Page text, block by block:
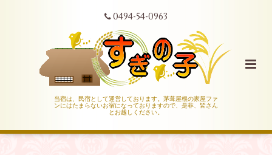
0494-54-0963
当宿は、民宿として運営しております。茅葺屋根の家屋ファ
ンにはたまらないお宿になっておりますので、是非、皆さん
とお越しください。